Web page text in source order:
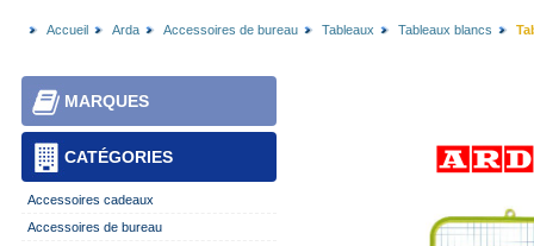
Accueil Arda Accessoires de bureau Tableaux Tableaux blancs
CATÉGORIES
MARQUES
Accessoires cadeaux
Accessoires de bureau